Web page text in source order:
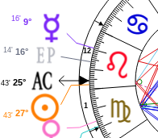
1
12
9°
16'
16°
14'
25°
43'
27°
43'